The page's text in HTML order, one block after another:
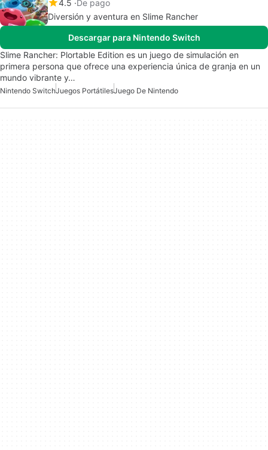
4.5 De pago
Diversión y aventura en Slime Rancher
Descargar para Nintendo Switch
Slime Rancher: Plortable Edition es un juego de simulación en
primera persona que ofrece una experiencia única de granja en un
mundo vibrante y…
Nintendo SwitchJuegos PortátilesJuego De Nintendo